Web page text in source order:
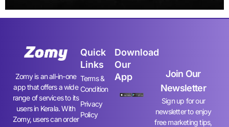
Zomy is an all-in-one
app that offers a wide
range of services to its
users in Kerala. With
Zomy, users can order
Quick
Links
Terms &
Condition
Privacy
Policy
Download
Our
App
Join Our
Newsletter
Sign up for our
newsletter to enjoy
free marketing tips,